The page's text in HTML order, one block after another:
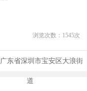
浏览次数： 1545次
广东省深圳市宝安区大浪街
道